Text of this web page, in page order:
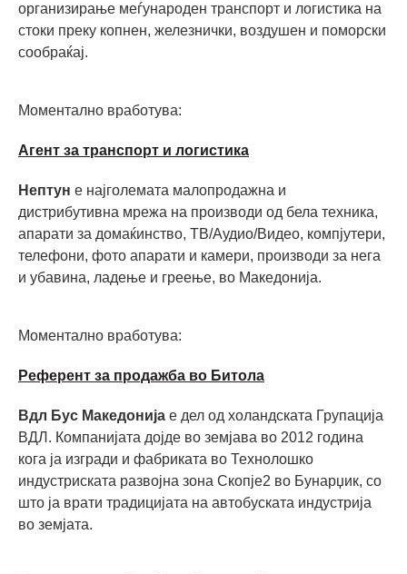
организирање меѓународен транспорт и логистика на
стоки преку копнен, железнички, воздушен и поморски
сообраќај.
Моментално вработува:
Агент за транспорт и логистика
Нептун е најголемата малопродажна и
дистрибутивна мрежа на производи од бела техника,
апарати за домаќинство, ТВ/Аудио/Видео, компјутери,
телефони, фото апарати и камери, производи за нега
и убавина, ладење и греење, во Македонијa.
Моментално вработува:
Референт за продажба во Битола
Вдл Бус Македонија е дел од холандската Групација
ВДЛ. Компанијата дојде во земјава во 2012 година
кога ја изгради и фабриката во Технолошко
индустриската развојна зона Скопје2 во Бунарџик, со
што ја врати традицијата на автобуската индустрија
во земјата.